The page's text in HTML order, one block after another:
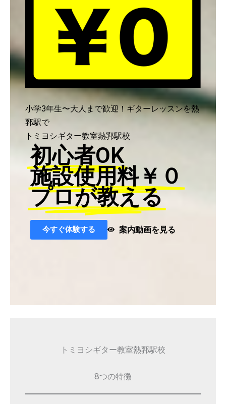
小学3年生〜大人まで歓迎！ギターレッスンを熱
郛駅で
トミヨシギター教室熱郛駅校
初心者OK
施設使用料￥０
プロが教える
今すぐ体験する 案内動画を見る
トミヨシギター教室熱郛駅校
8つの特徴